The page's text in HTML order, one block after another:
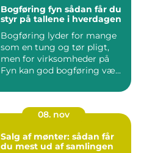
Bogføring fyn sådan får du
styr på tallene i hverdagen
Bogføring lyder for mange
som en tung og tør pligt,
men for virksomheder på
Fyn kan god bogføring væ...
08. nov
Salg af mønter: sådan får
du mest ud af samlingen